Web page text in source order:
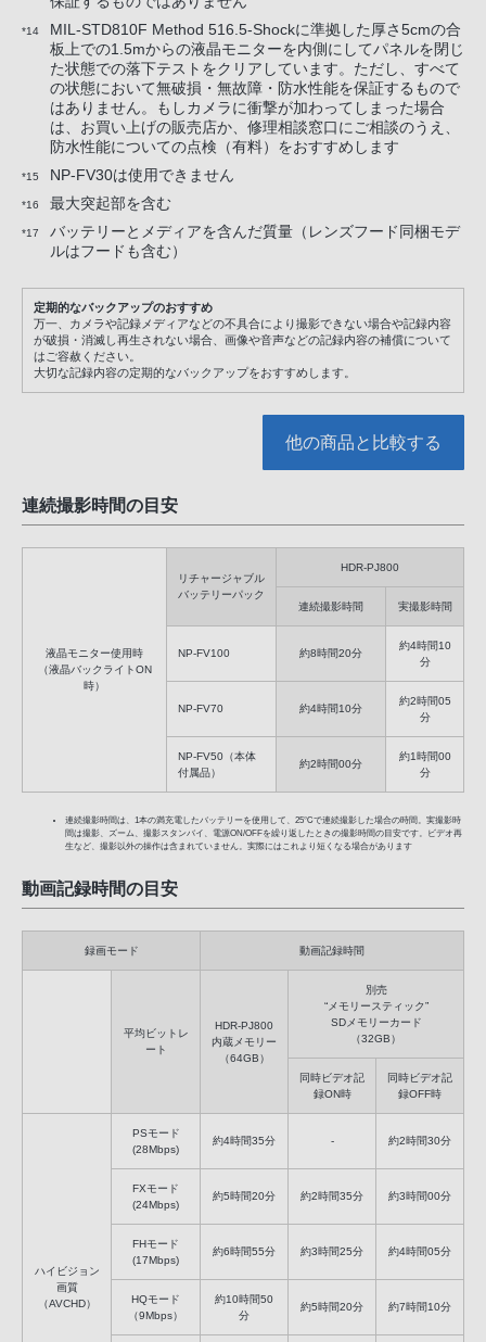
*14
MIL-STD810F Method 516.5-Shockに準拠した厚さ5cmの合
板上での1.5mからの液晶モニターを内側にしてパネルを閉じ
た状態での落下テストをクリアしています。ただし、すべて
の状態において無破損・無故障・防水性能を保証するもので
はありません。もしカメラに衝撃が加わってしまった場合
は、お買い上げの販売店か、修理相談窓口にご相談のうえ、
防水性能についての点検（有料）をおすすめします
*15 NP-FV30は使用できません
*16 最大突起部を含む
*17
バッテリーとメディアを含んだ質量（レンズフード同梱モデ
ルはフードも含む）
定期的なバックアップのおすすめ
万一、カメラや記録メディアなどの不具合により撮影できない場合や記録内容
が破損・消滅し再生されない場合、画像や音声などの記録内容の補償について
はご容赦ください。
大切な記録内容の定期的なバックアップをおすすめします。
他の商品と比較する
連続撮影時間の目安
液晶モニター使用時
（液晶バックライトON
時）
リチャージャブル
バッテリーパック
HDR-PJ800
連続撮影時間 実撮影時間
NP-FV100 約8時間20分
約4時間10
分
NP-FV70 約4時間10分
約2時間05
分
NP-FV50（本体
付属品）
約2時間00分
約1時間00
分
連続撮影時間は、1本の満充電したバッテリーを使用して、25℃で連続撮影した場合の時間。実撮影時
間は撮影、ズーム、撮影スタンバイ、電源ON/OFFを繰り返したときの撮影時間の目安です。ビデオ再
生など、撮影以外の操作は含まれていません。実際にはこれより短くなる場合があります
動画記録時間の目安
録画モード 動画記録時間
平均ビットレ
ート
HDR-PJ800
内蔵メモリー
（64GB）
別売
“メモリースティック”
SDメモリーカード
（32GB）
同時ビデオ記
録ON時
同時ビデオ記
録OFF時
ハイビジョン
画質
（AVCHD）
PSモード
(28Mbps)
約4時間35分 - 約2時間30分
FXモード
(24Mbps)
約5時間20分 約2時間35分 約3時間00分
FHモード
(17Mbps)
約6時間55分 約3時間25分 約4時間05分
HQモード
（9Mbps）
約10時間50
分
約5時間20分 約7時間10分